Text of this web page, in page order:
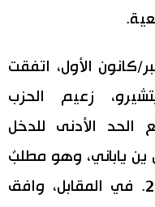
عُقد في 18 ديسمبر/كانون الأول، اتفقت
زعيم الحزب
الحد الأدنى للدخل
إلى 1.78 مليون ين ياباني، وهو مطلبٌ
يطالب به الحزب منذ عام 2022. في المقابل، وافق